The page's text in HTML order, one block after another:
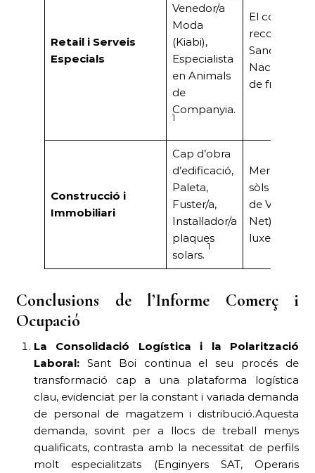
Retail i Serveis
Especials
Venedor/a
Moda
(Kiabi),
Especialista
en Animals
de
Companyia.
1
El comerç
reconegut
Sancho,
de
Construcció i
Immobiliari
Cap d’obra
d’edificació,
Paleta,
Fuster/a,
Instal·lador/a
plaques
solars.
1
Mercat
sòls urbans
de VPO
luxe
Conclusions de l’Informe Comerç i
Ocupació
La Consolidació Logística i la Polarització
Laboral: Sant Boi continua el seu procés de
transformació cap a una plataforma logística
clau, evidenciat per la constant i variada demanda
de personal de magatzem i distribució.Aquesta
demanda, sovint per a llocs de treball menys
qualificats, contrasta amb la necessitat de perfils
molt especialitzats (Enginyers SAT, Operaris